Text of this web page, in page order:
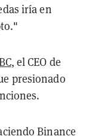
iría en
, el CEO de
presionado
Binance